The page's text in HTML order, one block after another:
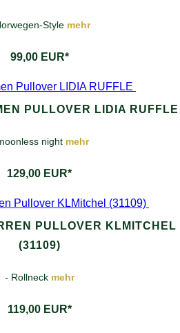
Style mehr
99,00 EUR*
PULLOVER LIDIA RUFFLE
night mehr
129,00 EUR*
PULLOVER KLMITCHEL
(31109)
- Rollneck mehr
119,00 EUR*